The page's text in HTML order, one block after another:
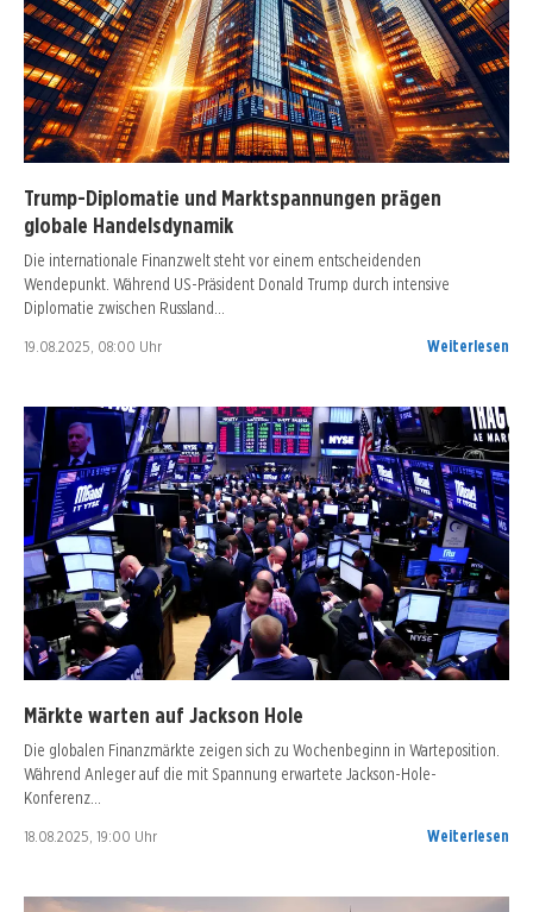
Trump-Diplomatie und Marktspannungen prägen
globale Handelsdynamik
Die internationale Finanzwelt steht vor einem entscheidenden
Wendepunkt. Während US-Präsident Donald Trump durch intensive
Diplomatie zwischen Russland…
19.08.2025, 08:00 Uhr Weiterlesen
Märkte warten auf Jackson Hole
Die globalen Finanzmärkte zeigen sich zu Wochenbeginn in Warteposition.
Während Anleger auf die mit Spannung erwartete Jackson-Hole-
Konferenz…
18.08.2025, 19:00 Uhr Weiterlesen